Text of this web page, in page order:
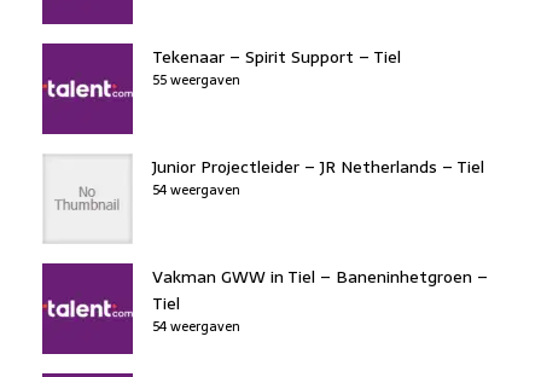
Tekenaar – Spirit Support – Tiel
55 weergaven
Junior Projectleider – JR Netherlands – Tiel
54 weergaven
Vakman GWW in Tiel – Baneninhetgroen –
Tiel
54 weergaven